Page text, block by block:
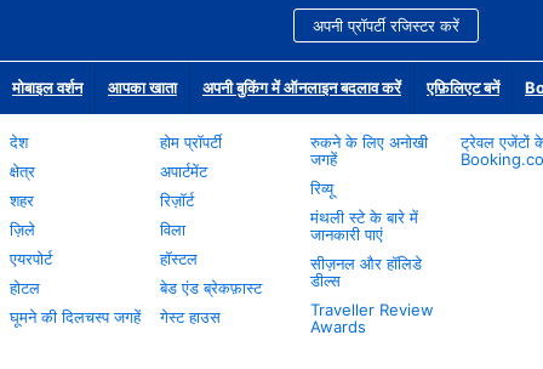
अपनी प्रॉपर्टी रजिस्टर करें
मोबाइल वर्शन आपका खाता अपनी बुकिंग में ऑनलाइन बदलाव करें एफ़िलिएट बनें
देश
क्षेत्र
शहर
ज़िले
एयरपोर्ट
होटल
घूमने की दिलचस्प जगहें
होम प्रॉपर्टी
अपार्टमेंट
रिज़ॉर्ट
विला
हॉस्टल
बेड एंड ब्रेकफ़ास्ट
गेस्ट हाउस
रुकने के लिए अनोखी
जगहें
रिव्यू
मंथली स्टे के बारे में
जानकारी पाएं
सीज़नल और हॉलिडे
डील्स
Traveller Review
Awards
ट्रेवल एजेंटों